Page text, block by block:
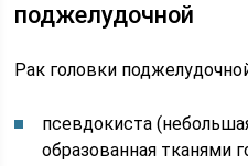
поджелудочной
Рак головки
псевдокиста
образованная тканями